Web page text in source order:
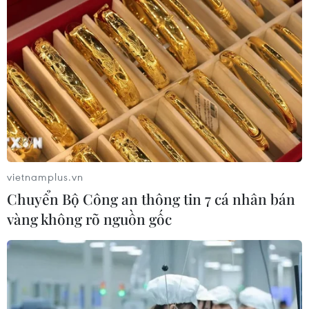
Việt Nam cần theo dõi chặt chẽ các
biện pháp phòng vệ thương mại tại
Canada
08/08/2026 00:39
Libya tiến gần hơn tới mục tiêu khai
thác 2 triệu thùng dầu mỗi ngày
08/08/2026 00:12
Việt Nam khẳng định vị thế tại triển
lãm thương mại quốc tế của Ấn Độ
07/08/2026 23:08
vietnamplus.vn
Chuyển Bộ Công an thông tin 7 cá nhân bán
vàng không rõ nguồn gốc